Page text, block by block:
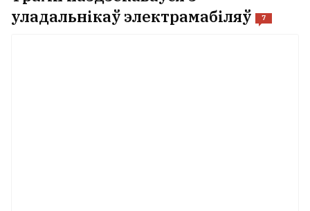
уладальнікаў электрамабіляў
7